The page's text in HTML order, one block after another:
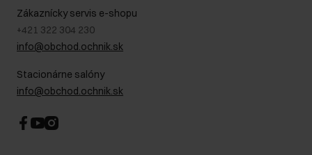
Najčastejšie kladené otázky (FAQ)
Zákaznícky servis e-shopu
+421 322 304 230
info@obchod.ochnik.sk
Stacionárne salóny
info@obchod.ochnik.sk